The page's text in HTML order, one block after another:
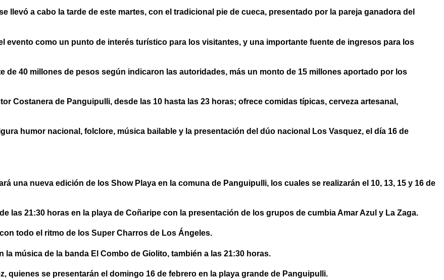
llevó a cabo la tarde de este martes, con el tradicional pie de cueca, presentado por la pareja ganadora del
evento como un punto de interés turístico para los visitantes, y una importante fuente de ingresos para los
de 40 millones de pesos según indicaron las autoridades, más un monto de 15 millones aportado por los
Costanera de Panguipulli, desde las 10 hasta las 23 horas; ofrece comidas típicas, cerveza artesanal,
humor nacional, folclore, música bailable y la presentación del dúo nacional Los Vasquez, el día 16 de
una nueva edición de los Show Playa en la comuna de Panguipulli, los cuales se realizarán el 10, 13, 15 y 16 de
las 21:30 horas en la playa de Coñaripe con la presentación de los grupos de cumbia Amar Azul y La Zaga.
todo el ritmo de los Super Charros de Los Ángeles.
música de la banda El Combo de Giolito, también a las 21:30 horas.
quienes se presentarán el domingo 16 de febrero en la playa grande de Panguipulli.